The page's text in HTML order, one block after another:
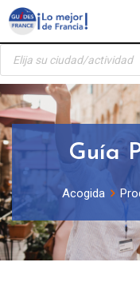
Panel de gestión de
Skip
content
Búsqueda
productos
Guía
Acogida